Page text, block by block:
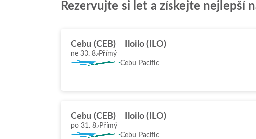
Rezervujte si let a získejte nejlepší
Cebu (CEB) Iloilo (ILO)
ne 30. 8. Přímý
Cebu Pacific
Cebu (CEB) Iloilo (ILO)
po 31. 8. Přímý
Cebu Pacific